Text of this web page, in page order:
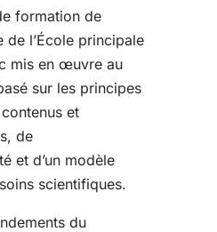
formation de
de l’École principale
mis en œuvre au
sur les principes
et
de
et d’un modèle
scientifiques.
du